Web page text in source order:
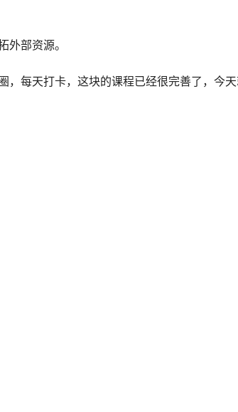
部资源。
，每天打卡，这块的课程已经很完善了，今